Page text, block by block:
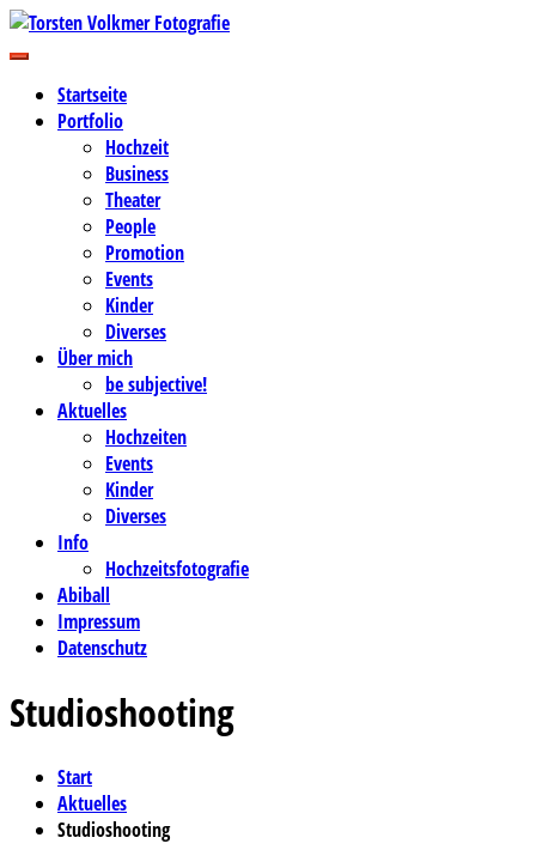
Zum
Inhalt
Torsten Volkmer Fotografie
Business-, Portrait- und Hochzeitsfotografie
Startseite
Portfolio
Hochzeit
Business
Theater
People
Promotion
Events
Kinder
Diverses
Über mich
be subjective!
Aktuelles
Hochzeiten
Events
Kinder
Diverses
Info
Hochzeitsfotografie
Abiball
Impressum
Datenschutz
Studioshooting
Start
Aktuelles
Studioshooting